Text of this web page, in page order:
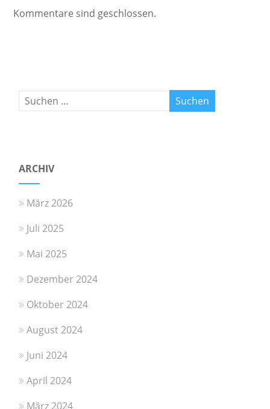
Kommentare sind geschlossen.
ARCHIV
März 2026
Juli 2025
Mai 2025
Dezember 2024
Oktober 2024
August 2024
Juni 2024
April 2024
März 2024